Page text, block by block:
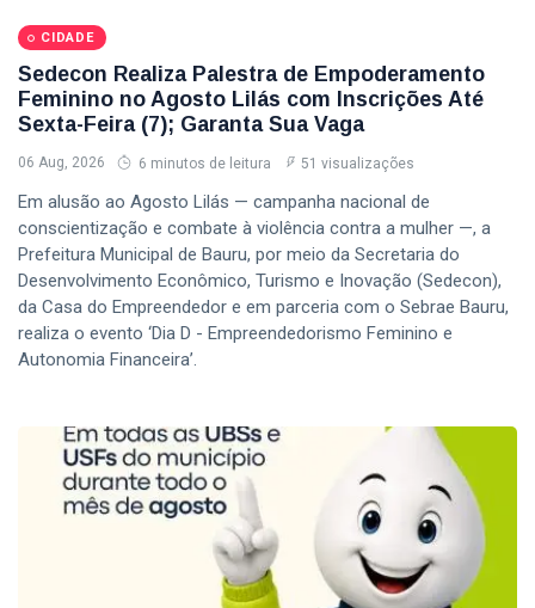
CIDADE
Sedecon Realiza Palestra de Empoderamento
Feminino no Agosto Lilás com Inscrições Até
Sexta-Feira (7); Garanta Sua Vaga
06 Aug, 2026 6 minutos de leitura 51 visualizações
Em alusão ao Agosto Lilás — campanha nacional de
conscientização e combate à violência contra a mulher —, a
Prefeitura Municipal de Bauru, por meio da Secretaria do
Desenvolvimento Econômico, Turismo e Inovação (Sedecon),
da Casa do Empreendedor e em parceria com o Sebrae Bauru,
realiza o evento ‘Dia D - Empreendedorismo Feminino e
Autonomia Financeira’.